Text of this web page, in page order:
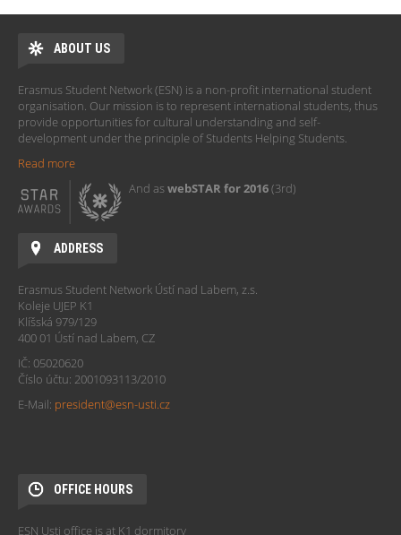
ABOUT US
Erasmus Student Network (ESN) is a non-profit international student
organisation. Our mission is to represent international students, thus
provide opportunities for cultural understanding and self-
development under the principle of Students Helping Students.
Read more
And aswebSTAR for 2016(3rd)
ADDRESS
Erasmus Student Network Ústí nad Labem, z.s.
Koleje UJEP K1
Klíšská 979/129
400 01 Ústí nad Labem, CZ
IČ: 05020620
Číslo účtu: 2001093113/2010
E-Mail: president@esn-usti.cz
OFFICE HOURS
ESN Usti office is at K1 dormitory